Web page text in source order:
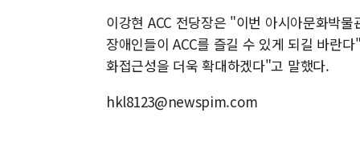
이강현 ACC 전당장은 "이번 아시아문화박
장애인들이 ACC를 즐길 수 있게 되길 바란
화접근성을 더욱 확대하겠다"고 말했다.
hkl8123@newspim.com